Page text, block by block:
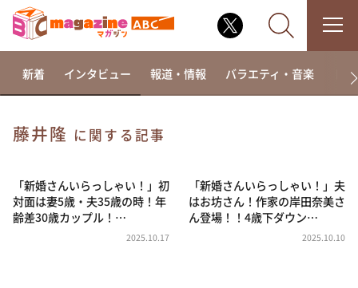
相席食堂
これ余談なんですけど・・・
～人生密着トークバラエティ！～ やすとものいたっ
新着 インタビュー 報道・情報 バラエティ・音楽 ド
藤井隆 に関する記事
「新婚さんいらっしゃい！」初
対面は妻5歳・夫35歳の時！年
齢差30歳カップル！…
2025.10.17
「新婚さんいらっしゃい！」夫
はお坊さん！作家の岸田奈美さ
ん登場！！4歳下ダウン…
2025.10.10